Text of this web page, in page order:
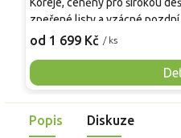
od 1 699 Kč / ks
zpeřené listy a vzácné pozdní
rozložitou, lehce převislou
medonosnými květy v
dekorativní lusky. Je
jako solitéra do zahrad, parků
Popis Diskuze